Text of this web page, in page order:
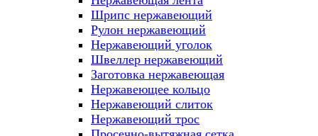
Шрипс нержавеющий
Рулон нержавеющий
Нержавеющий уголок
Швеллер нержавеющий
Заготовка нержавеющая
Нержавеющее кольцо
Нержавеющий слиток
Нержавеющий трос